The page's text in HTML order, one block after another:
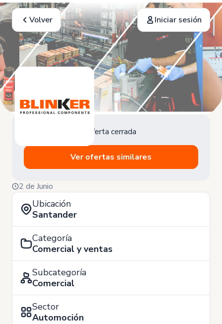
Volver Iniciar sesión
Oferta cerrada
Ver ofertas similares
2 de Junio
Ubicación
Santander
Categoría
Comercial y ventas
Subcategoría
Comercial
Sector
Automoción